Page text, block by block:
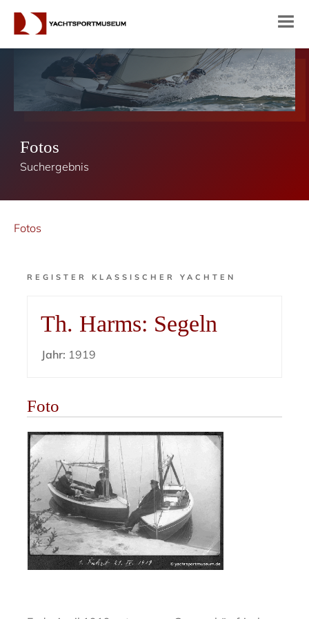
Fotos
Suchergebnis
Fotos
REGISTER KLASSISCHER YACHTEN
Th. Harms: Segeln
Jahr: 1919
Foto